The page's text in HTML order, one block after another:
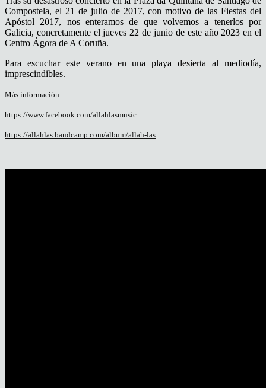
Compostela, el 21 de julio de 2017, con motivo de las Fiestas del
Apóstol 2017, nos enteramos de que volvemos a tenerlos por
Galicia, concretamente el jueves 22 de junio de este año 2023 en el
Centro Ágora de A Coruña.
Para escuchar este verano en una playa desierta al mediodía,
imprescindibles.
Más información:
https://www.facebook.com/allahlasmusic
https://allahlas.bandcamp.com/album/allah-las